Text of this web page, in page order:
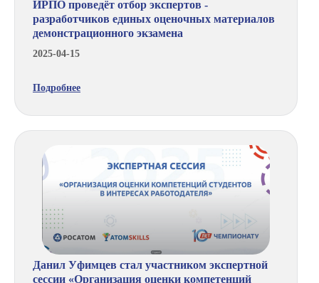
ИРПО проведёт отбор экспертов -
разработчиков единых оценочных материалов
демонстрационного экзамена
2025-04-15
Подробнее
Данил Уфимцев стал участником экспертной
сессии «Организация оценки компетенций